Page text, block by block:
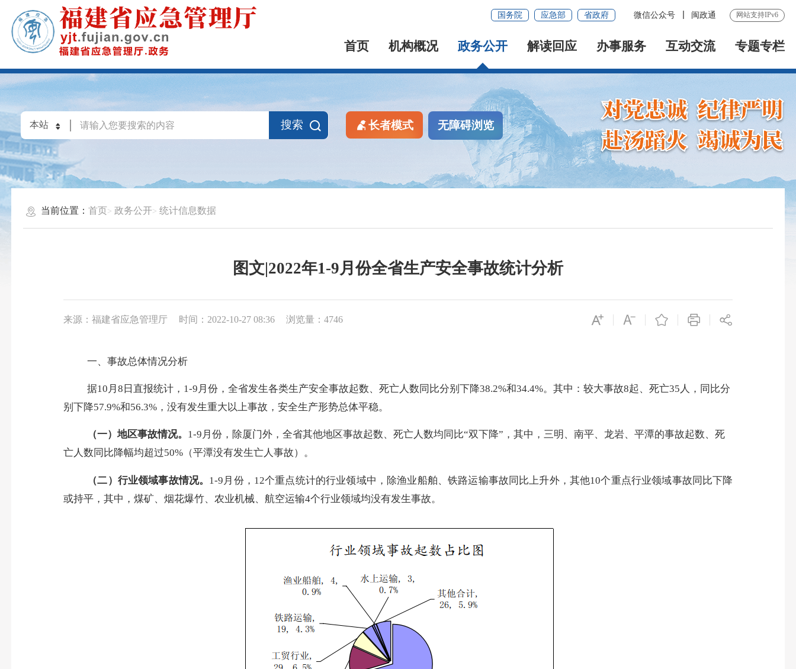
国务院 应急部 省政府 微信公众号 闽政通 网站支持IPv6
首页 机构概况 政务公开 解读回应 办事服务 互动交流 专题专栏
搜索 长者模式 无障碍浏览
当前位置：首页 政务公开 统计信息数据
图文|2022年1-9月份全省生产安全事故统计分析
来源：福建省应急管理厅 时间：2022-10-27 08:36 浏览量：4746
一、事故总体情况分析
据10 月8 日直报统计， 1-9 月份，全省发生各类生产安全事故起数、死亡人数同比分别下降38.2%和34.4%。其中：较大事故8起、死亡35 人，同比分
别下降57.9%和56.3%，没有发生重大以上事故，安全生产形势总体平稳。
（一）地区事故情况。 1-9 月份 ，除厦门外，全省其他地区事故起数、死亡人数均同比“双下降”，其中，三明、南平、龙岩、平潭的事故起数、死
亡人数 同比降幅均超过50%（平潭没有发生亡人事故） 。
（二）行业领域事故情况。 1-9 月份， 12个重点统计的行业领域中，除渔业船舶、铁路运输事故同比上升外，其他10个重点行业领域事故同比下降
或持平，其中，煤矿、烟花爆竹、农业机械、航空运输4个行业领域均没有发生事故。